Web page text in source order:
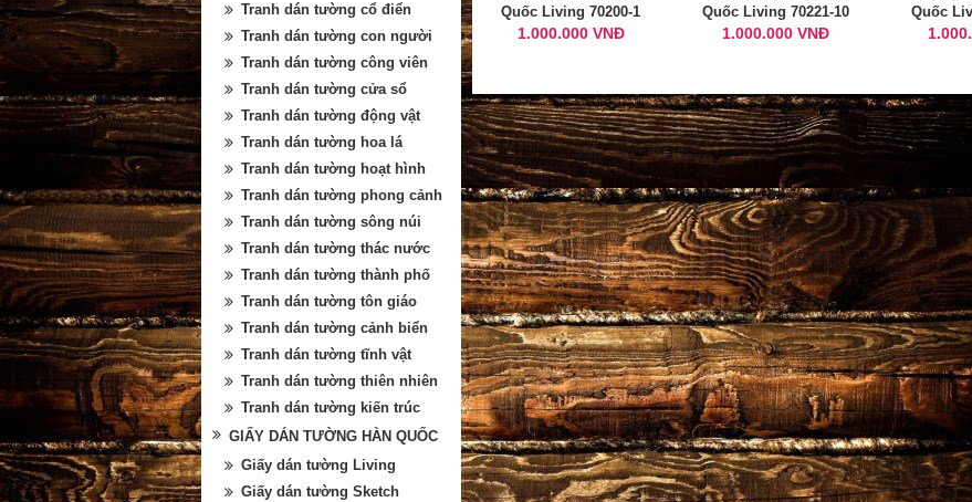
Quốc Living 70200-1
1.000.000 VNĐ
Quốc Living 70221-10
1.000.000 VNĐ
Quốc
Tranh dán tường cổ điển
Tranh dán tường con người
Tranh dán tường công viên
Tranh dán tường cửa sổ
Tranh dán tường động vật
Tranh dán tường hoa lá
Tranh dán tường hoạt hình
Tranh dán tường phong cảnh
Tranh dán tường sông núi
Tranh dán tường thác nước
Tranh dán tường thành phố
Tranh dán tường tôn giáo
Tranh dán tường cảnh biển
Tranh dán tường tĩnh vật
Tranh dán tường thiên nhiên
Tranh dán tường kiến trúc
GIẤY DÁN TƯỜNG HÀN QUỐC
Giấy dán tường Living
Giấy dán tường Sketch